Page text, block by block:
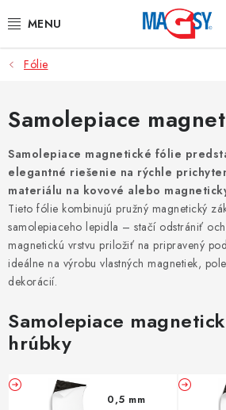
na
HLAVNÉ KATEGÓRIE
MAGNETICKÉ POMÔCKY
PRIEMYSELNÉ MAGNETY
OSTATNÉ MAGNETY
NEREZOVÉ MATERIÁLY
O nás
Fólie
Samolepiace
Samolepiace magnetické fólie
elegantné riešenie na rýchle
materiálu na kovové alebo
Tieto fólie kombinujú pružný magnetický
samolepiaceho lepidla – stačí odstrániť
magnetickú vrstvu priložiť na pripravený
ideálne na výrobu vlastných magnetiek,
dekorácií.
Samolepiace
hrúbky
0,5 mm